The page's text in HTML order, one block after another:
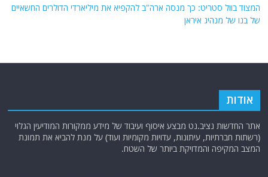
המצוד בוול סטריט: כך מנסה ארה"ב להקפיא את מיליארדי הדולרים החשאיים
של בנו של מנהיג איראן
אודות
אתר החדשות נציב.נט מבצע איסוף ועיבוד של מידע ממקורות המודיעין הגלוי
(רשתות חברתיות, עיתונות, עדויות מקומיות ועוד) על מנת להביא את תמונת
המצב המקיפה והמדויקת ביותר של השטח.